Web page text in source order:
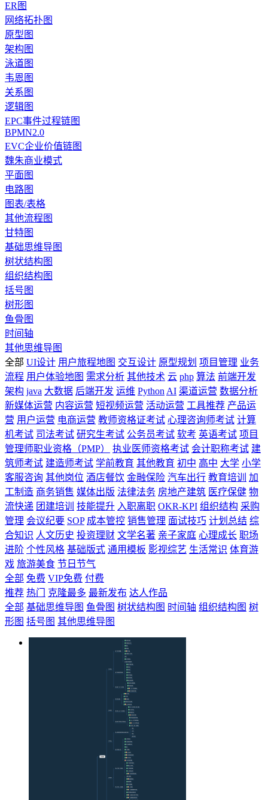
ER图
网络拓扑图
原型图
架构图
泳道图
韦恩图
关系图
逻辑图
EPC事件过程链图
BPMN2.0
EVC企业价值链图
魏朱商业模式
平面图
电路图
图表/表格
其他流程图
甘特图
基础思维导图
树状结构图
组织结构图
括号图
树形图
鱼骨图
时间轴
其他思维导图
全部 UI设计 用户旅程地图 交互设计 原型规划 项目管理 业务
流程 用户体验地图 需求分析 其他技术 云 php 算法 前端开发
架构 java 大数据 后端开发 运维 Python AI 渠道运营 数据分析
新媒体运营 内容运营 短视频运营 活动运营 工具推荐 产品运
营 用户运营 电商运营 教师资格证考试 心理咨询师考试 计算
机考试 司法考试 研究生考试 公务员考试 软考 英语考试 项目
管理师职业资格（PMP）
执业医师资格考试 会计职称考试 建
筑师考试 建造师考试 学前教育 其他教育 初中 高中 大学 小学
客服咨询 其他岗位 酒店餐饮 金融保险 汽车出行 教育培训
加
工制造 商务销售 媒体出版 法律法务 房地产建筑 医疗保健 物
流快递 团建培训 技能提升 入职离职 OKR-KPI 组织结构 采购
管理 会议纪要 SOP 成本管控 销售管理 面试技巧 计划总结 综
合知识 人文历史 投资理财 文学名著 亲子家庭 心理成长 职场
进阶 个性风格 基础版式 通用模板 影视综艺 生活常识 体育游
戏 旅游美食 节日节气
全部 免费 VIP免费 付费
推荐 热门 克隆最多 最新发布 达人作品
全部 基础思维导图 鱼骨图 树状结构图 时间轴 组织结构图 树
形图 括号图 其他思维导图